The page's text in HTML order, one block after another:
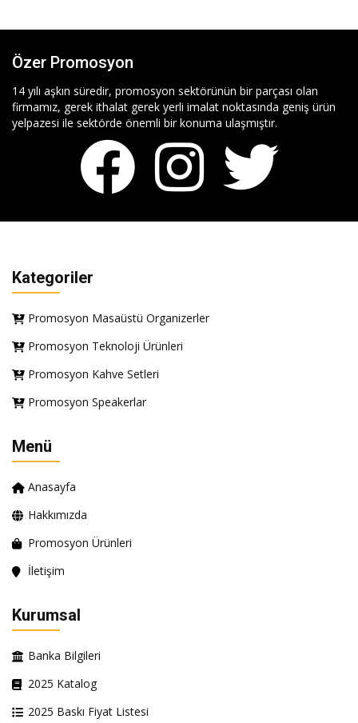
Özer Promosyon
14 yılı aşkın süredir, promosyon sektörünün bir parçası olan
firmamız, gerek ithalat gerek yerli imalat noktasında geniş ürün
yelpazesi ile sektörde önemli bir konuma ulaşmıştır.
Kategoriler
Promosyon Masaüstü Organizerler
Promosyon Teknoloji Ürünleri
Promosyon Kahve Setleri
Promosyon Speakerlar
Menü
Anasayfa
Hakkımızda
Promosyon Ürünleri
İletişim
Kurumsal
Banka Bilgileri
2025 Katalog
2025 Baskı Fiyat Listesi